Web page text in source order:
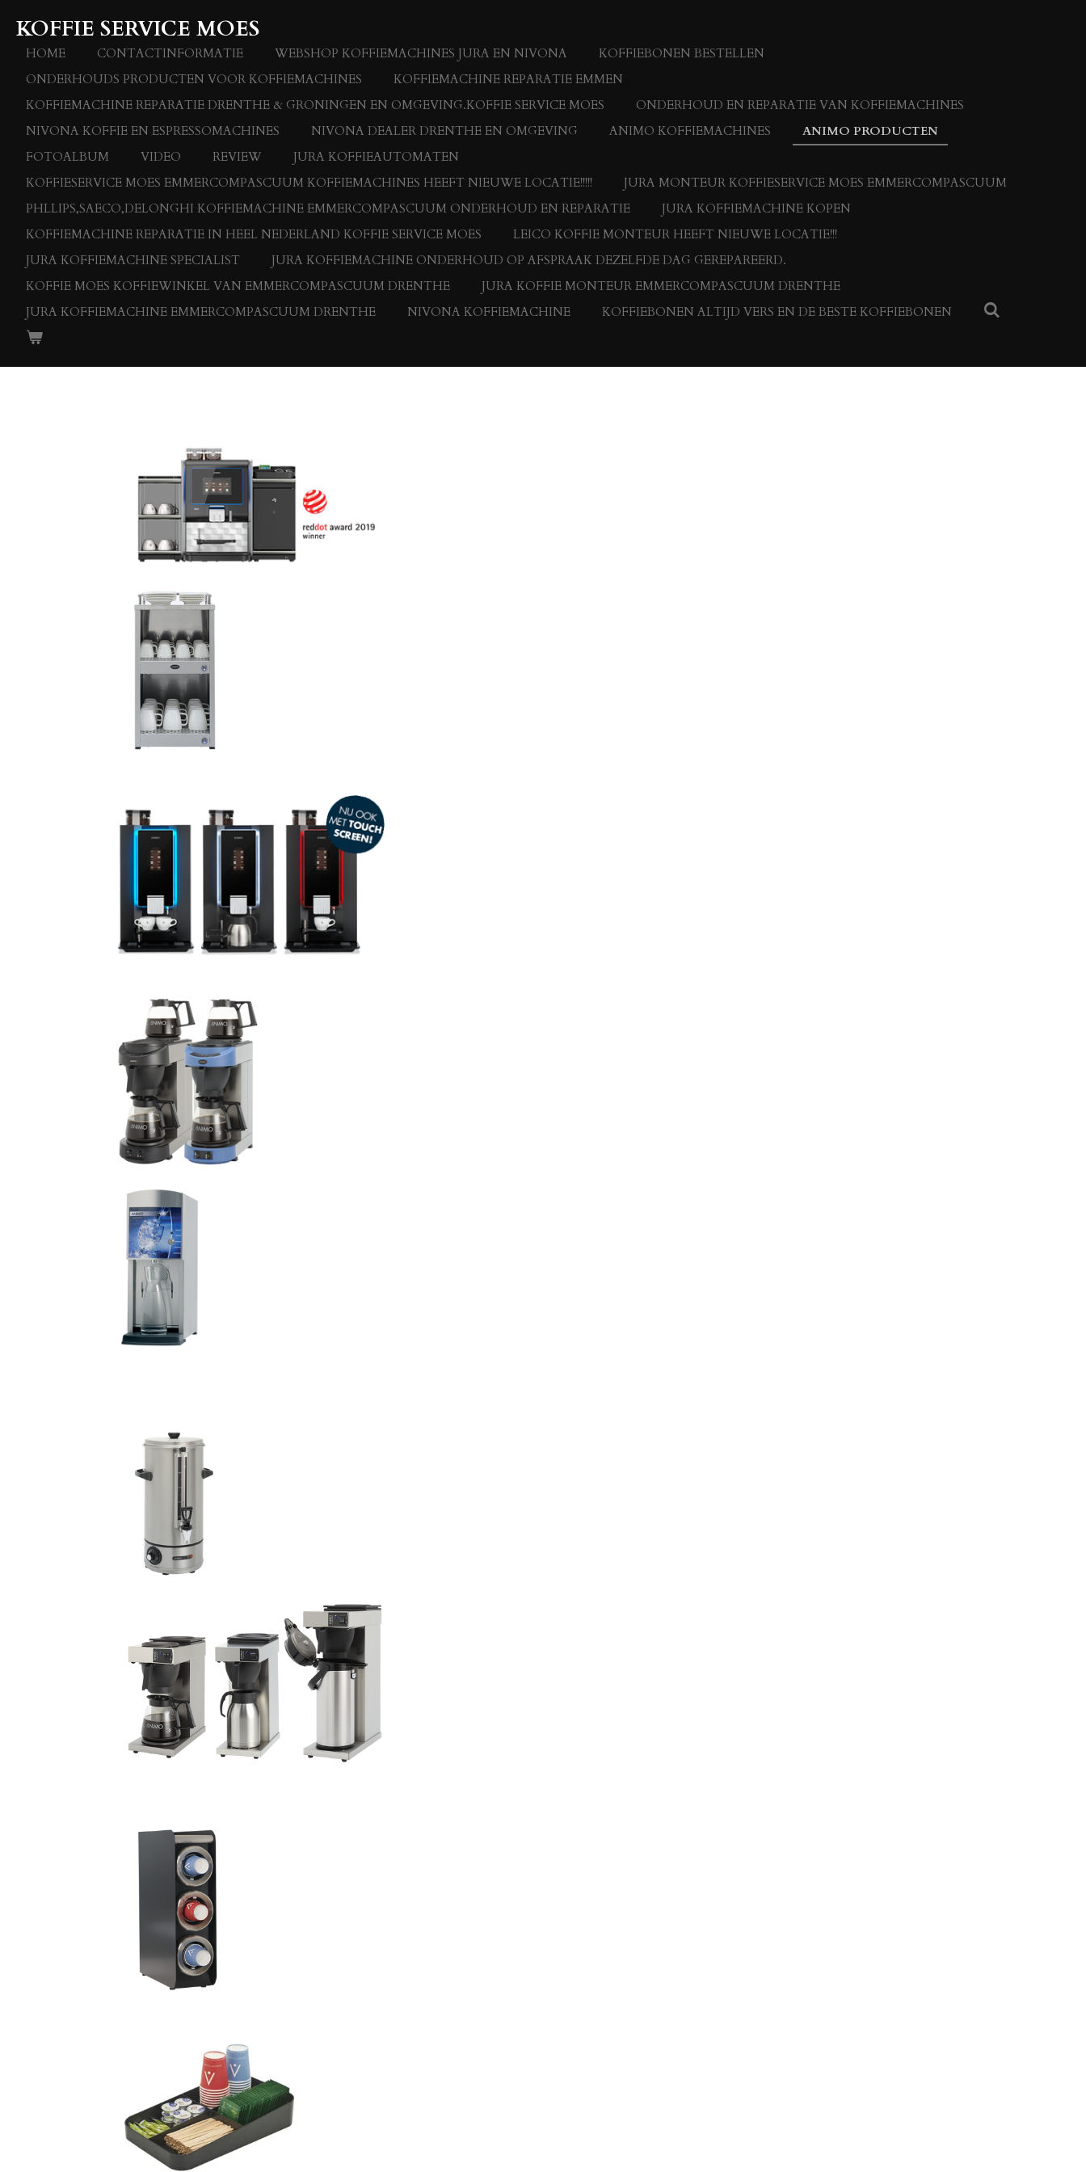
direct
naar
hoofdinhoud
KOFFIE SERVICE MOES
HOME CONTACTINFORMATIE WEBSHOP KOFFIEMACHINES JURA EN NIVONA
KOFFIEBONEN BESTELLEN
ONDERHOUDS PRODUCTEN VOOR KOFFIEMACHINES
KOFFIEMACHINE REPARATIE EMMEN
KOFFIEMACHINE REPARATIE DRENTHE & GRONINGEN EN OMGEVING.KOFFIE SERVICE MOES
ONDERHOUD EN REPARATIE VAN KOFFIEMACHINES
NIVONA KOFFIE EN ESPRESSOMACHINES
NIVONA DEALER DRENTHE EN OMGEVING ANIMO KOFFIEMACHINES
ANIMO PRODUCTEN
FOTOALBUM
VIDEO REVIEW
JURA KOFFIEAUTOMATEN
KOFFIESERVICE MOES EMMERCOMPASCUUM KOFFIEMACHINES HEEFT NIEUWE LOCATIE!!!!!
JURA MONTEUR KOFFIESERVICE MOES EMMERCOMPASCUUM
PHLLIPS,SAECO,DELONGHI KOFFIEMACHINE EMMERCOMPASCUUM ONDERHOUD EN REPARATIE
JURA KOFFIEMACHINE KOPEN
KOFFIEMACHINE REPARATIE IN HEEL NEDERLAND KOFFIE SERVICE MOES
LEICO KOFFIE MONTEUR HEEFT NIEUWE LOCATIE!!!
JURA KOFFIEMACHINE SPECIALIST
JURA KOFFIEMACHINE ONDERHOUD OP AFSPRAAK DEZELFDE DAG GEREPAREERD.
KOFFIE MOES KOFFIEWINKEL VAN EMMERCOMPASCUUM DRENTHE
JURA KOFFIE MONTEUR EMMERCOMPASCUUM DRENTHE
JURA KOFFIEMACHINE EMMERCOMPASCUUM DRENTHE
NIVONA KOFFIEMACHINE KOFFIEBONEN ALTIJD VERS EN DE BESTE KOFFIEBONEN